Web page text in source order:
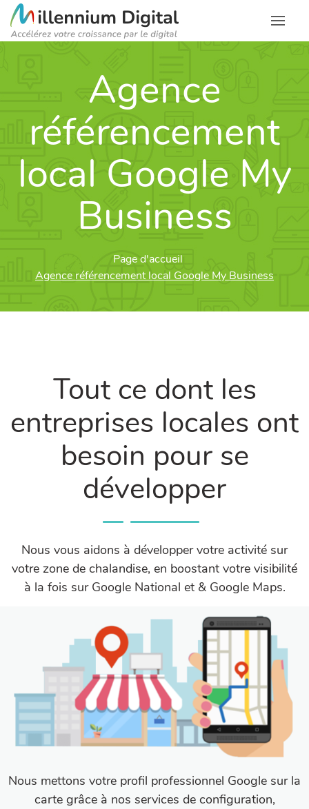
Agence
référencement
local Google My
Business
Page d'accueil
Agence référencement local Google My Business
Tout ce dont les
entreprises locales ont
besoin pour se
développer
Nous vous aidons à développer votre activité sur
votre zone de chalandise, en boostant votre visibilité
à la fois sur Google National et & Google Maps.
Nous mettons votre profil professionnel Google sur la
carte grâce à nos services de configuration,